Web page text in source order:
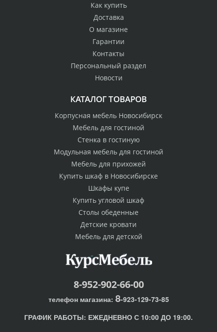
Как купить
Доставка
О магазине
Гарантии
Контакты
Персональный раздел
Новости
КАТАЛОГ ТОВАРОВ
Корпусная мебель Новосибирск
Мебель для гостиной
Стенка в гостиную
Модульная мебель для гостиной
Мебель для прихожей
Купить шкаф в Новосибирске
Шкафы купе
Купить угловой шкаф
Столы обеденные
Детские кровати
Мебель для детской
8-952-902-66-00
телефон магазина: 8-923-129-73-85
ГРАФИК РАБОТЫ: ЕЖЕДНЕВНО С 10:00 ДО 19:00.